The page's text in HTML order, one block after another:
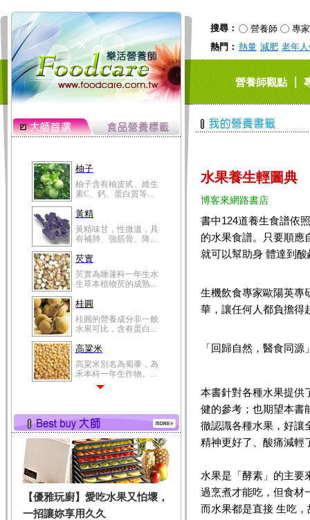
搜尋： 營養師
專家
熱門： 熱量 減肥 老年
營養師觀點｜
柚子
柚子含有柚皮甙、維生
素C、鈣、蛋白質等...
黃精
黃精味甘，性微溫，具
有補肺、強筋骨、降...
芡實
芡實為睡蓮科一年生水
生草本植物芡的成熟...
桂圓
桂圓的營養成分非一般
水果可比，含有蛋白...
高粱米
高粱米別名為蜀黍，為
禾本科一年生作物。...
有蛋白質、脂肪、磷...
鮪魚
鮪魚肚肉中的不飽和脂
肪酸內富含EPA和DH...
韭菜
韭菜所含的膳食纖維能
幫助消化與通便；揮...
【優雅玩廚】愛吃水果又怕壞，
一招讓妳享用久久
水果養生輕圖典
博客來網路書店
書中124道養生食譜依
的水果食譜。只要順應
就可以幫助身 體達到
生機飲食專家歐陽英專
華，讓任何人都負擔得
「回歸自然，醫食同
本書針對各種水果提供
健的參考；也期望本書
徹認識各種水果，好讓
精神更好了、酸痛減輕
水果是「酵素」的主要
過烹煮才能吃，但食材
而水果都是直接 生吃